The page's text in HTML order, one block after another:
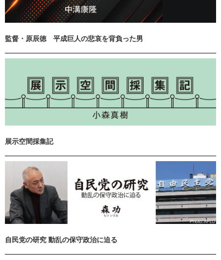
監督・原辰徳 平成巨人の悲哀を背負った男
展示空間採集記
自民党の研究 動乱の保守政治に迫る